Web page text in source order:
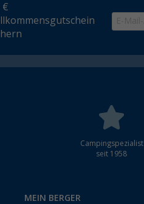
€
Campingspezialist
seit 1958
MEIN BERGER